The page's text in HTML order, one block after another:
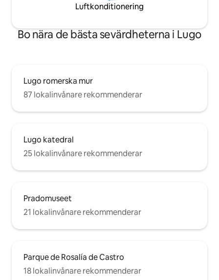
Luftkonditionering
Bo nära de bästa sevärdheterna i Lugo
Lugo romerska mur
87 lokalinvånare rekommenderar
Lugo katedral
25 lokalinvånare rekommenderar
Pradomuseet
21 lokalinvånare rekommenderar
Parque de Rosalía de Castro
18 lokalinvånare rekommenderar